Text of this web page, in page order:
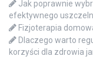
Jak poprawnie
efektywnego
Fizjoterapia
Dlaczego warto
korzyści dla zdrowia